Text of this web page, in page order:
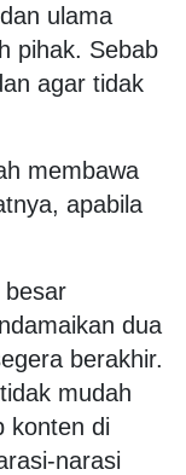
ulama
pihak. Sebab
agar tidak
membawa
apabila
besar
dua
berakhir.
mudah
konten di
narasi